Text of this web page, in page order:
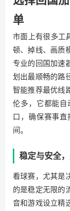
单
市面上有很多工
顿、掉线、画质
专业的回国加速
划出最顺畅的路
智能推荐最优线
伦多，它都能
口，确保赛事
间。
稳定与安全
看球赛，尤其是
的是稳定无限的
音和游戏设立精